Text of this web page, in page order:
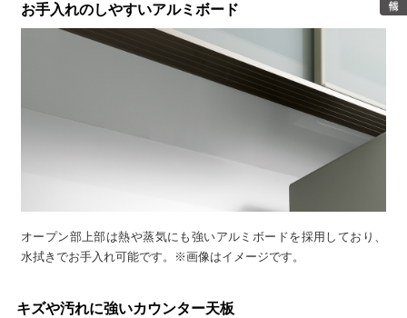
お手入れのしやすいアルミボード
オープン部上部は熱や蒸気にも強いアルミボードを採用しており、
水拭きでお手入れ可能です。※画像はイメージです。
キズや汚れに強いカウンター天板